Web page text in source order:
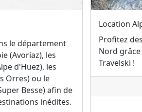
le département
(Avoriaz), les
d'Huez), les
Orres) ou le
Besse) afin de
inédites.
Location
Profitez
Nord
Travelski !